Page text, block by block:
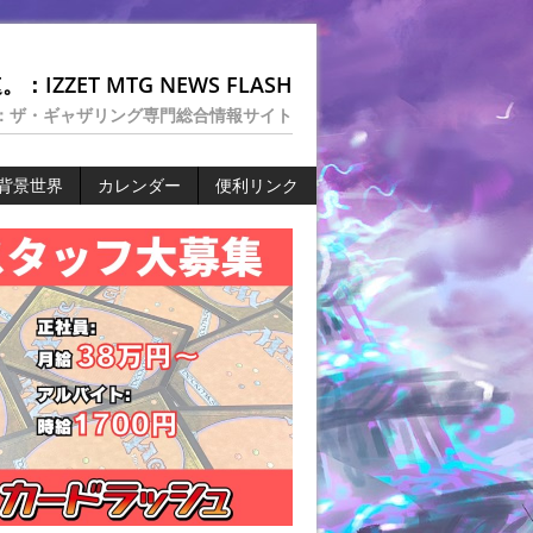
：IZZET MTG NEWS FLASH
ザ・ギャザリング専門総合情報サイト
景世界 カレンダー 便利リンク